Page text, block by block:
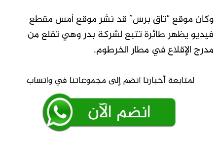
وكان موقع “تاق برس” قد نشر موقع أمس مقطع
فيديو يظهر طائرة تتبع لشركة بدر وهي تقلع من
مدرج الإقلاع في مطار الخرطوم.